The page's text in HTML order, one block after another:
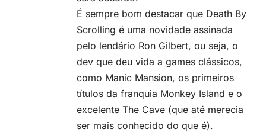
É sempre bom destacar que Death By
Scrolling é uma novidade assinada
pelo lendário Ron Gilbert, ou seja, o
dev que deu vida a games clássicos,
como Manic Mansion, os primeiros
títulos da franquia Monkey Island e o
excelente The Cave (que até merecia
ser mais conhecido do que é).